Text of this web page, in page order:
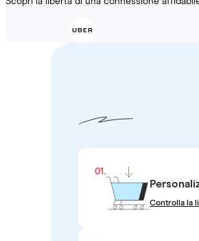
01.
Controlla la